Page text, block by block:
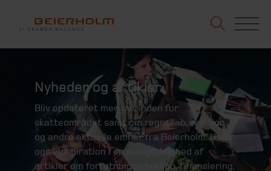
Nyheder og artikler
Bliv opdateret med nyt inden for
skatteområdet samt om regnskab, revision
og andre aktuelle emner fra Beierholm. Hent
også inspiration i en mangfoldighed af
artikler om forretningsudvikling, finansiering,